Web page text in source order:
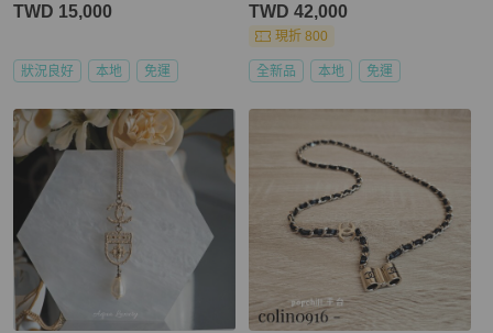
TWD 15,000
狀況良好 本地 免運
TWD 42,000
現折 800
全新品 本地 免運